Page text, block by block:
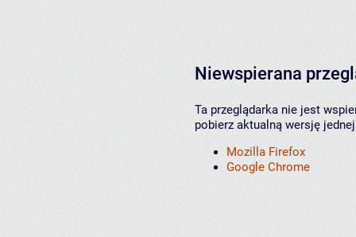
Niewspierana
Ta przeglądarka nie jest
pobierz aktualną wersję
Mozilla Firefox
Google Chrome